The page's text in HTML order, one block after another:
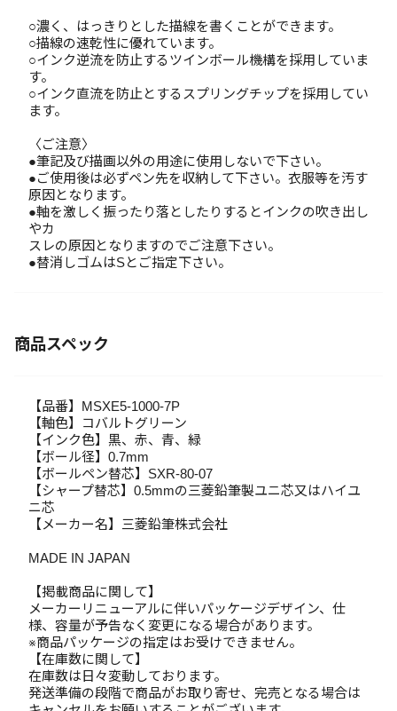
○濃く、はっきりとした描線を書くことができます。
○描線の速乾性に優れています。
○インク逆流を防止するツインボール機構を採用していま
す。
○インク直流を防止とするスプリングチップを採用してい
ます。
〈ご注意〉
●筆記及び描画以外の用途に使用しないで下さい。
●ご使用後は必ずペン先を収納して下さい。衣服等を汚す
原因となります。
●軸を激しく振ったり落としたりするとインクの吹き出し
やカ
スレの原因となりますのでご注意下さい。
●替消しゴムはSとご指定下さい。
商品スペック
【品番】MSXE5-1000-7P
【軸色】コバルトグリーン
【インク色】黒、赤、青、緑
【ボール径】0.7mm
【ボールペン替芯】SXR-80-07
【シャープ替芯】0.5mmの三菱鉛筆製ユニ芯又はハイユ
ニ芯
【メーカー名】三菱鉛筆株式会社
MADE IN JAPAN
【掲載商品に関して】
メーカーリニューアルに伴いパッケージデザイン、仕
様、容量が予告なく変更になる場合があります。
※商品パッケージの指定はお受けできません。
【在庫数に関して】
在庫数は日々変動しております。
発送準備の段階で商品がお取り寄せ、完売となる場合は